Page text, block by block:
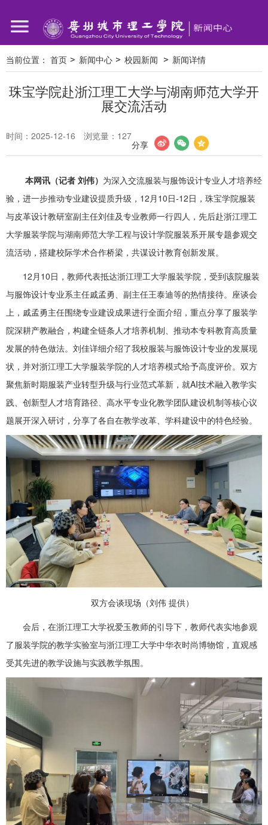
当前位置： 首页 新闻中心 校园新闻 新闻详情
珠宝学院赴浙江理工大学与湖南师范大学开
展交流活动
时间：2025-12-16 浏览量： 127
分享
本网讯（记者 刘伟） 为深入交流服装与服饰设计专业人才培养经
验，进一步推动专业建设提质升级，12月10日-12日，珠宝学院服装
与皮革设计教研室副主任刘佳及专业教师一行四人，先后赴浙江理工
大学服装学院与湖南师范大学工程与设计学院服装系开展专题参观交
流活动，搭建校际学术合作桥梁，共谋设计教育创新发展。
12月10日，教师代表抵达浙江理工大学服装学院，受到该院服装
与服饰设计专业系主任戚孟勇、副主任王泰迪等的热情接待。座谈会
上，戚孟勇主任围绕专业建设成果进行全面介绍，重点分享了服装学
院深耕产教融合，构建全链条人才培养机制、推动本专科教育高质量
发展的特色做法。刘佳详细介绍了我校服装与服饰设计专业的发展现
状，并对浙江理工大学服装学院的人才培养模式给予高度评价。双方
聚焦新时期服装产业转型升级与行业范式革新，就AI技术融入教学实
践、创新型人才培育路径、高水平专业化教学团队建设机制等核心议
题展开深入研讨，分享了各自在教学改革、学科建设中的特色经验。
双方会谈现场（刘伟 提供）
会后，在浙江理工大学祝爱玉教师的引导下，教师代表实地参观
了服装学院的教学实验室与浙江理工大学中华衣时尚博物馆，直观感
受其先进的教学设施与实践教学氛围。